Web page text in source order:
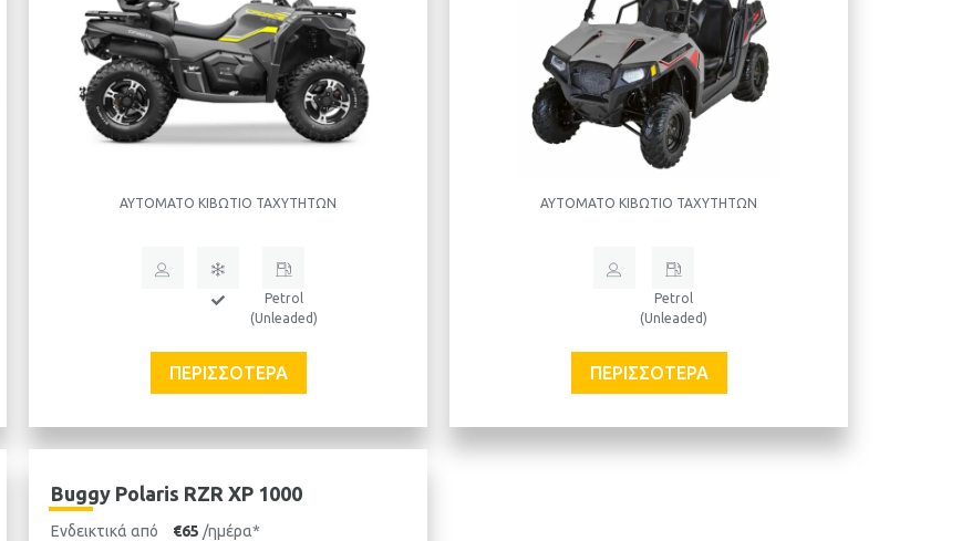
ΑΥΤΌΜΑΤΟ ΚΙΒΏΤΙΟ ΤΑΧΥΤΉΤΩΝ
Petrol
(Unleaded)
ΠΕΡΙΣΣΌΤΕΡΑ
ΑΥΤΌΜΑΤΟ ΚΙΒΏΤΙΟ ΤΑΧΥΤΉΤΩΝ
Petrol
(Unleaded)
ΠΕΡΙΣΣΌΤΕΡΑ
Buggy Polaris RZR XP 1000
Ενδεικτικά από €65 /ημέρα*